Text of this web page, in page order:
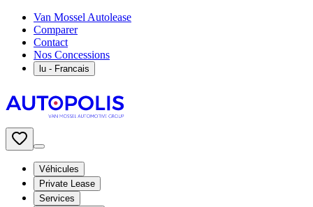
Van Mossel Autolease
Comparer
Contact
Nos Concessions
lu - Francais
Véhicules
Private Lease
Services